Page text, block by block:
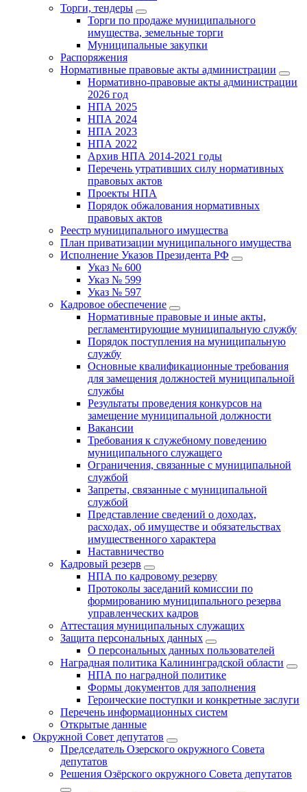
Торги, тендеры
Торги по продаже муниципального
имущества, земельные торги
Муниципальные закупки
Распоряжения
Нормативные правовые акты администрации
Нормативно-правовые акты администрации
2026 год
НПА 2025
НПА 2024
НПА 2023
НПА 2022
Архив НПА 2014-2021 годы
Перечень утративших силу нормативных
правовых актов
Проекты НПА
Порядок обжалования нормативных
правовых актов
Реестр муниципального имущества
План приватизации муниципального имущества
Исполнение Указов Президента РФ
Указ № 600
Указ № 599
Указ № 597
Кадровое обеспечение
Нормативные правовые и иные акты,
регламентирующие муниципальную службу
Порядок поступления на муниципальную
службу
Основные квалификационные требования
для замещения должностей муниципальной
службы
Результаты проведения конкурсов на
замещение муниципальной должности
Вакансии
Требования к служебному поведению
муниципального служащего
Ограничения, связанные с муниципальной
службой
Запреты, связанные с муниципальной
службой
Представление сведений о доходах,
расходах, об имуществе и обязательствах
имущественного характера
Наставничество
Кадровый резерв
НПА по кадровому резерву
Протоколы заседаний комиссии по
формированию муниципального резерва
управленческих кадров
Аттестация муниципальных служащих
Защита персональных данных
О персональных данных пользователей
Наградная политика Калининградской области
НПА по наградной политике
Формы документов для заполнения
Героические поступки и конкретные заслуги
Перечень информационных систем
Открытые данные
Окружной Совет депутатов
Председатель Озерского окружного Совета
депутатов
Решения Озёрского окружного Совета депутатов